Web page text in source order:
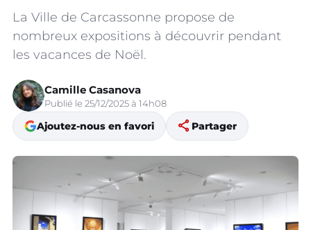
La Ville de Carcassonne propose de
nombreux expositions à découvrir pendant
les vacances de Noël.
Camille Casanova
Publié le 25/12/2025 à 14h08
Ajoutez-nous en favori share Partager